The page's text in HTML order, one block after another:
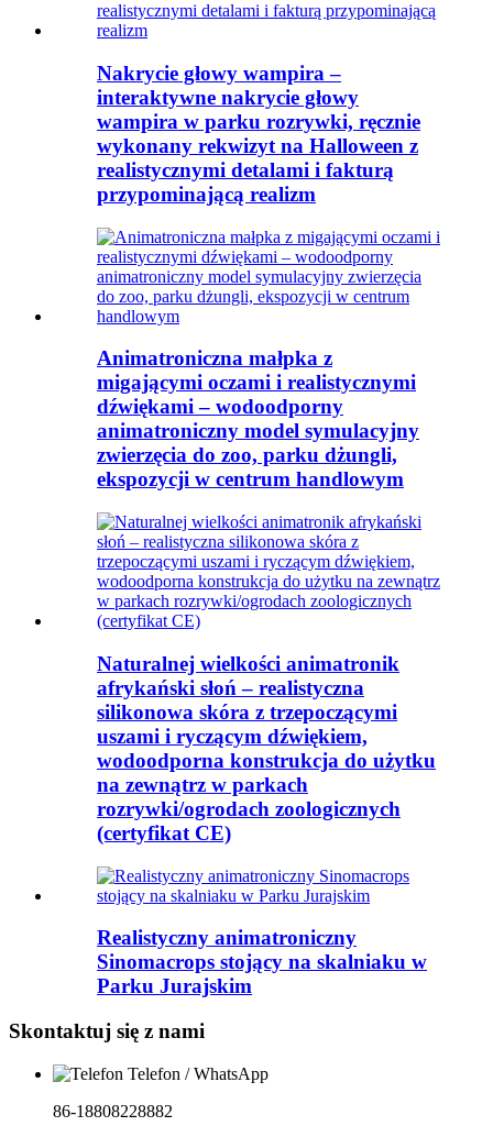
Nakrycie głowy wampira –
interaktywne nakrycie głowy
wampira w parku rozrywki, ręcznie
wykonany rekwizyt na Halloween z
realistycznymi detalami i fakturą
przypominającą realizm
Animatroniczna małpka z
migającymi oczami i realistycznymi
dźwiękami – wodoodporny
animatroniczny model symulacyjny
zwierzęcia do zoo, parku dżungli,
ekspozycji w centrum handlowym
Naturalnej wielkości animatronik
afrykański słoń – realistyczna
silikonowa skóra z trzepoczącymi
uszami i ryczącym dźwiękiem,
wodoodporna konstrukcja do użytku
na zewnątrz w parkach
rozrywki/ogrodach zoologicznych
(certyfikat CE)
Realistyczny animatroniczny
Sinomacrops stojący na skalniaku w
Parku Jurajskim
Skontaktuj się z nami
Telefon / WhatsApp
86-18808228882